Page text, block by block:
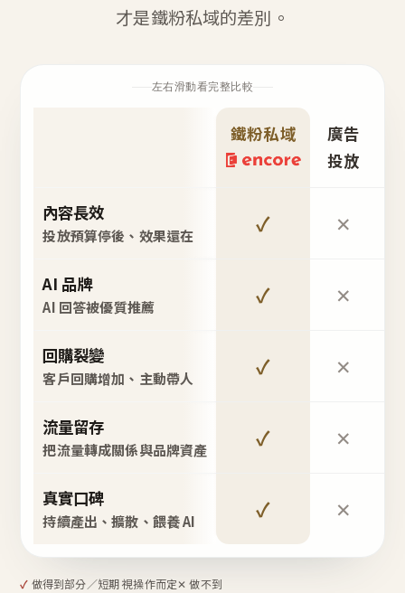
才是鐵粉私域的差別。
左右滑動看完整比較
鐵粉私域
廣告
投放
內容長效
投放預算停後、效果還在 ✓ ✕
AI 品牌
AI 回答被優質推薦 ✓ ✕
回購裂變
客戶回購增加、主動帶人 ✓ ✕
流量留存
把流量轉成關係與品牌資產 ✓ ✕
真實口碑
持續產出、擴散、餵養 AI ✓ ✕
✓ 做得到部分／短期 視操作而定✕ 做不到